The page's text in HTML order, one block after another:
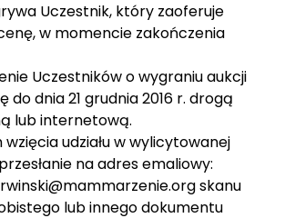
Uczestnik, który zaoferuje
w momencie zakończenia
Uczestników o wygraniu aukcji
do dnia 21 grudnia 2016 r. drogą
lub internetową.
udziału w wylicytowanej
na adres emaliowy:
skanu
lub innego dokumentu